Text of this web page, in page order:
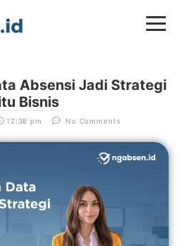
Absensi Jadi Strategi
Bisnis
12:38 pm No Comments